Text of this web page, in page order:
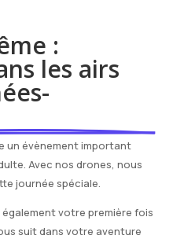
:
les airs
un évènement important
Avec nos drones, nous
journée spéciale.
votre première fois
suit dans votre aventure